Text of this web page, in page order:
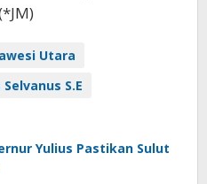
Utara
S.E
Yulius Pastikan Sulut